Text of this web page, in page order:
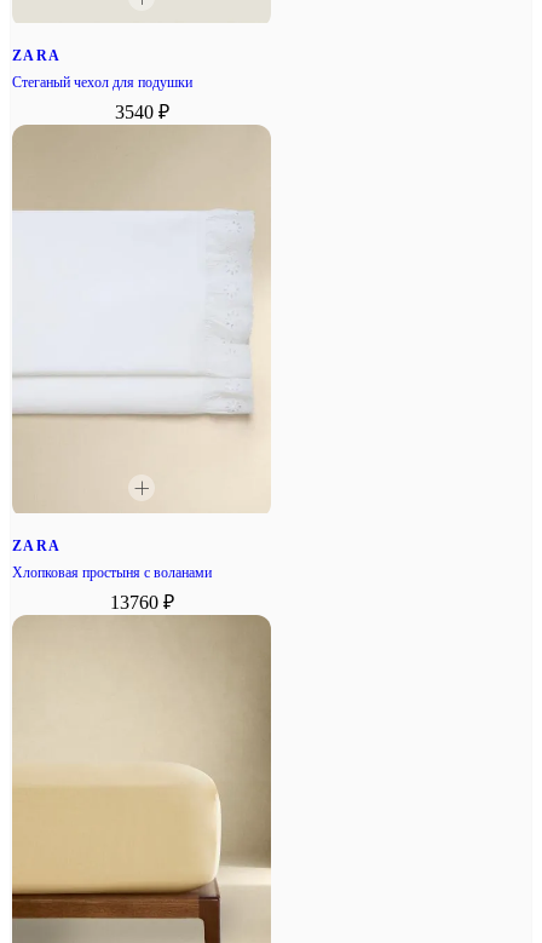
ZARA
Стеганый чехол для подушки
3540 ₽
ZARA
Хлопковая простыня с воланами
13760 ₽